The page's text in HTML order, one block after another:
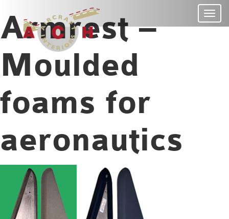
Armrest –
Moulded
foams for
aeronautics